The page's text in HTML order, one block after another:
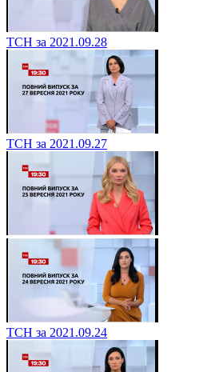
ТСН за 2021.09.28
ТСН за 2021.09.27
ТСН за 2021.09.24